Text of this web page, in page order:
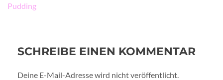
Pudding
SCHREIBE EINEN KOMMENTAR
Deine E-Mail-Adresse wird nicht veröffentlicht.